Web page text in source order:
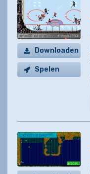
Downloaden
Spelen